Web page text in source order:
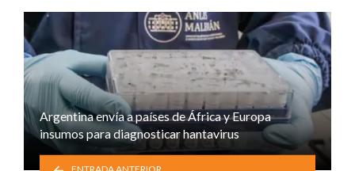
Argentina envía a países de África y Europa
insumos para diagnosticar hantavirus